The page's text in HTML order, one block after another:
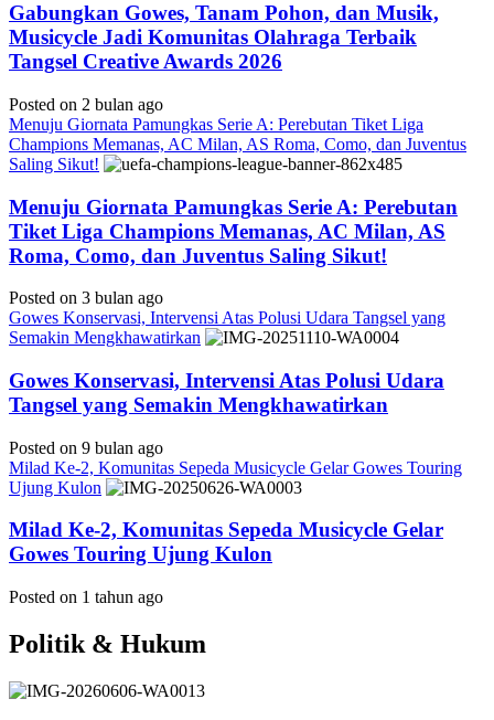
Gabungkan Gowes, Tanam Pohon, dan Musik,
Musicycle Jadi Komunitas Olahraga Terbaik
Tangsel Creative Awards 2026
Posted on 2 bulan ago
Menuju Giornata Pamungkas Serie A: Perebutan Tiket Liga
Champions Memanas, AC Milan, AS Roma, Como, dan Juventus
Saling Sikut!
Menuju Giornata Pamungkas Serie A: Perebutan
Tiket Liga Champions Memanas, AC Milan, AS
Roma, Como, dan Juventus Saling Sikut!
Posted on 3 bulan ago
Gowes Konservasi, Intervensi Atas Polusi Udara Tangsel yang
Semakin Mengkhawatirkan
Gowes Konservasi, Intervensi Atas Polusi Udara
Tangsel yang Semakin Mengkhawatirkan
Posted on 9 bulan ago
Milad Ke-2, Komunitas Sepeda Musicycle Gelar Gowes Touring
Ujung Kulon
Milad Ke-2, Komunitas Sepeda Musicycle Gelar
Gowes Touring Ujung Kulon
Posted on 1 tahun ago
Politik & Hukum